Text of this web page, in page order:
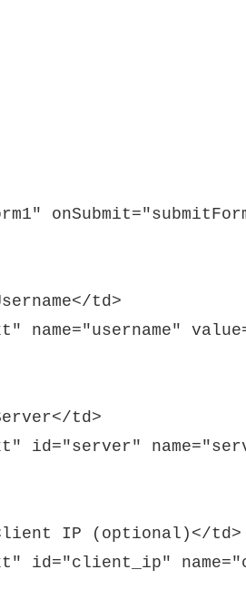
td>
name="username"
td>
id="server"
IP (optional)</td>
id="client_ip"